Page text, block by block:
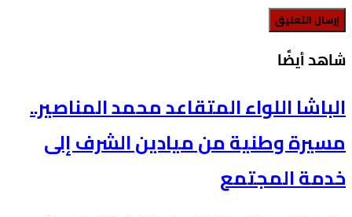
‫شاهد أيضًا‬
الباشا اللواء المتقاعد محمد المناصير..
مسيرة وطنية من ميادين الشرف إلى
خدمة المجتمع